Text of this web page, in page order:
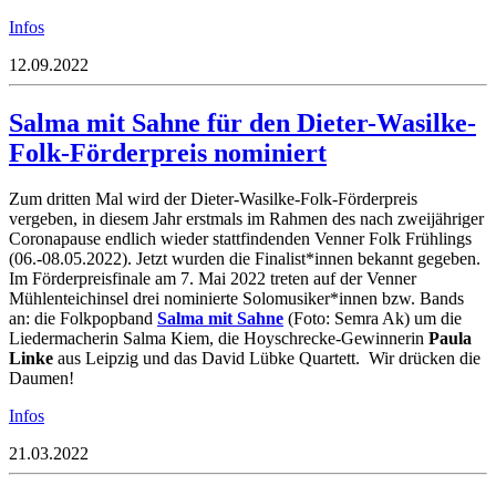
Infos
12.09.2022
Salma mit Sahne für den Dieter-Wasilke-
Folk-Förderpreis nominiert
Zum dritten Mal wird der Dieter-Wasilke-Folk-Förderpreis
vergeben, in diesem Jahr erstmals im Rahmen des nach zweijähriger
Coronapause endlich wieder stattfindenden Venner Folk Frühlings
(06.-08.05.2022). Jetzt wurden die Finalist*innen bekannt gegeben.
Im Förderpreisfinale am 7. Mai 2022 treten auf der Venner
Mühlenteichinsel drei nominierte Solomusiker*innen bzw. Bands
an: die Folkpopband Salma mit Sahne (Foto: Semra Ak) um die
Liedermacherin Salma Kiem, die Hoyschrecke-Gewinnerin Paula
Linke aus Leipzig und das David Lübke Quartett. Wir drücken die
Daumen!
Infos
21.03.2022